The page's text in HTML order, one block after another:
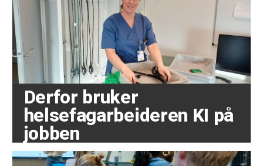
Derfor bruker
helsefagarbeideren KI på
jobben